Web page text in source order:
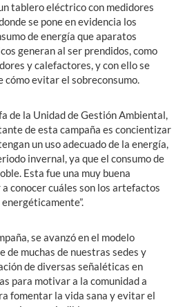
tablero eléctrico con medidores
se pone en evidencia los
de energía que aparatos
generan al ser prendidos, como
y calefactores, y con ello se
evitar el sobreconsumo.
de la Unidad de Gestión Ambiental,
de esta campaña es concientizar
un uso adecuado de la energía,
invernal, ya que el consumo de
Esta fue una muy buena
conocer cuáles son los artefactos
se avanzó en el modelo
de muchas de nuestras sedes y
de diversas señaléticas en
para motivar a la comunidad a
fomentar la vida sana y evitar el